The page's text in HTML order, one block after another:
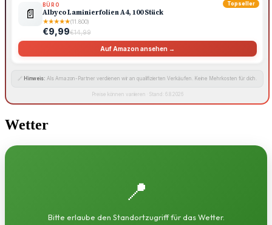
Topseller
📄
BÜRO
Albyco Laminierfolien A4, 100 Stück
★★★★★(11.800)
€9,99€14,99
Auf Amazon ansehen →
🔗 Hinweis: Als Amazon-Partner verdienen wir an qualifizierten Verkäufen. Keine Mehrkosten für dich.
Preise können variieren · Stand: 6.8.2026
Wetter
📍
Bitte erlaube den Standortzugriff für das Wetter.